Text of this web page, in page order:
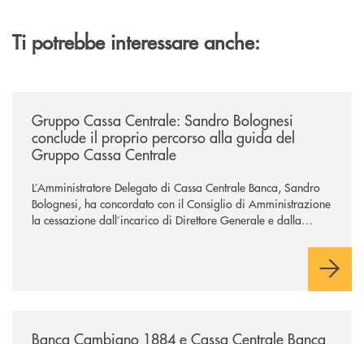
Ti potrebbe interessare anche:
Gruppo Cassa Centrale: Sandro Bolognesi
conclude il proprio percorso alla guida del
Gruppo Cassa Centrale
L’Amministratore Delegato di Cassa Centrale Banca, Sandro
Bolognesi, ha concordato con il Consiglio di Amministrazione
la cessazione dall’incarico di Direttore Generale e dalla
Il Gruppo, sotto la guida dell’Amministratore Delegato, e con
Banca Cambiano 1884 e Cassa Centrale Banca